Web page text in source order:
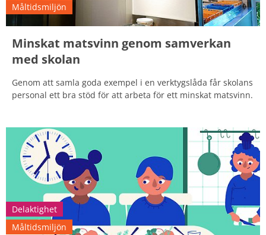
Måltidsmiljön
Minskat matsvinn genom samverkan
med skolan
Genom att samla goda exempel i en verktygslåda får skolans
personal ett bra stöd för att arbeta för ett minskat matsvinn.
Delaktighet
Måltidsmiljön